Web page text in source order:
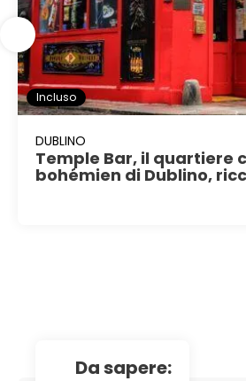
Incluso
DUBLINO
Temple Bar, il quartiere
bohémien di Dublino,
da sapere: